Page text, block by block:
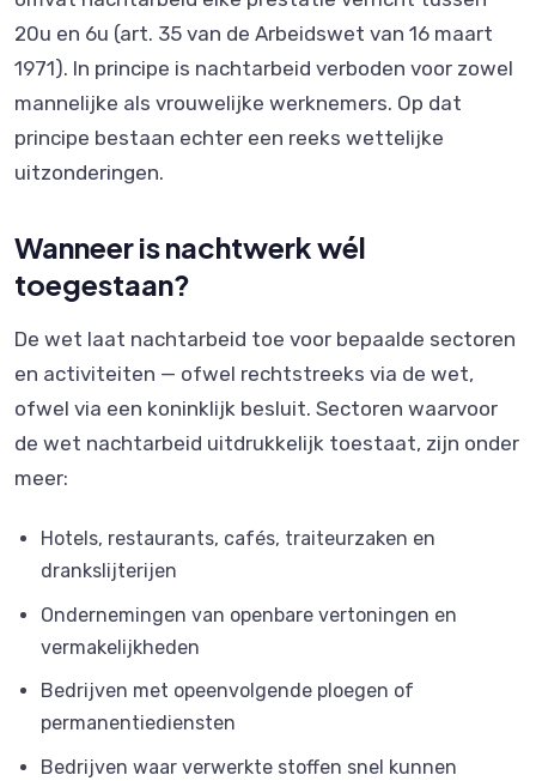
20u en 6u (art. 35 van de Arbeidswet van 16 maart
1971). In principe is nachtarbeid verboden voor zowel
mannelijke als vrouwelijke werknemers. Op dat
principe bestaan echter een reeks wettelijke
uitzonderingen.
Wanneer is nachtwerk wél
toegestaan?
De wet laat nachtarbeid toe voor bepaalde sectoren
en activiteiten — ofwel rechtstreeks via de wet,
ofwel via een koninklijk besluit. Sectoren waarvoor
de wet nachtarbeid uitdrukkelijk toestaat, zijn onder
meer:
Hotels, restaurants, cafés, traiteurzaken en
drankslijterijen
Ondernemingen van openbare vertoningen en
vermakelijkheden
Bedrijven met opeenvolgende ploegen of
permanentiediensten
Bedrijven waar verwerkte stoffen snel kunnen